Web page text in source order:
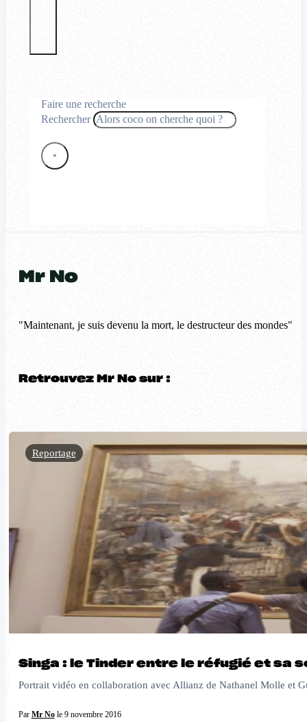
Faire une recherche
Rechercher
×
Mr No
"Maintenant, je suis devenu la mort, le destructeur des mondes"
Retrouvez Mr No sur :
Singa : le Tinder entre le réfugié et sa
Portrait vidéo en collaboration avec Allianz de Nathanel Molle et
Par Mr Nole 9 novembre 2016
Reportage